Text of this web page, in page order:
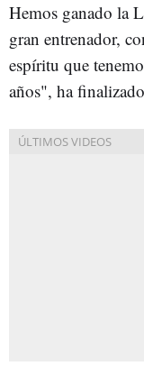
Hemos ganado la
gran entrenador,
espíritu que
años", ha